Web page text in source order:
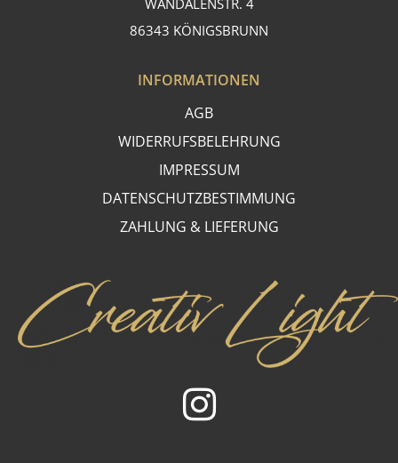
86343 KÖNIGSBRUNN
INFORMATIONEN
AGB
WIDERRUFSBELEHRUNG
IMPRESSUM
DATENSCHUTZBESTIMMUNG
ZAHLUNG & LIEFERUNG